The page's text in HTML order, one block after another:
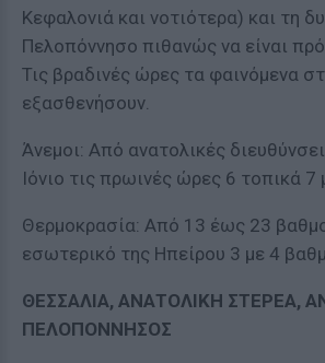
Κεφαλονιά και νοτιότερα) και τη
Πελοπόννησο πιθανώς να είναι
Τις βραδινές ώρες τα φαινόμενα
εξασθενήσουν.
Άνεμοι: Από ανατολικές
Ιόνιο τις πρωινές ώρες 6 τοπικά
Θερμοκρασία: Από 13 έως 23
εσωτερικό της Ηπείρου 3 με 4
ΘΕΣΣΑΛΙΑ, ΑΝΑΤΟΛΙΚΗ ΣΤΕΡΕΑ,
ΠΕΛΟΠΟΝΝΗΣΟΣ